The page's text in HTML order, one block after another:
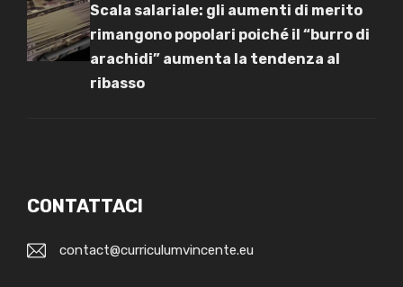
Scala salariale: gli aumenti di merito
rimangono popolari poiché il “burro di
arachidi” aumenta la tendenza al
ribasso
CONTATTACI
contact@curriculumvincente.eu